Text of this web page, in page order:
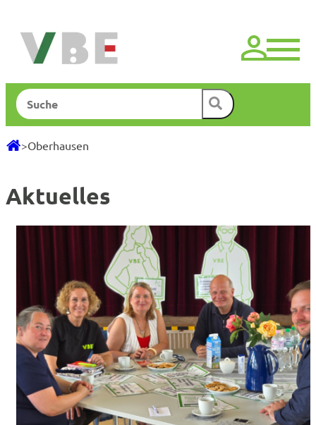
springen
Suchen
>Oberhausen
Aktuelles